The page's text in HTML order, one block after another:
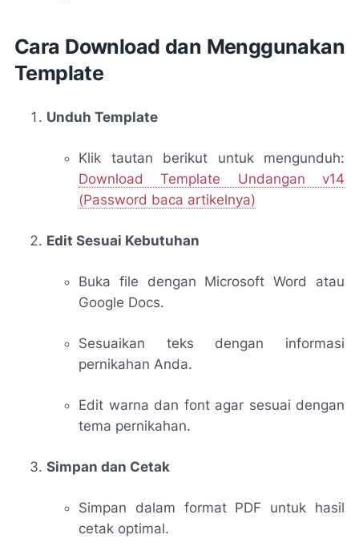
Cara Download dan Menggunakan
Template
Unduh Template
Klik tautan berikut untuk mengunduh:
Download Template Undangan v14
(Password baca artikelnya)
Edit Sesuai Kebutuhan
Buka file dengan Microsoft Word atau
Google Docs.
Sesuaikan teks dengan informasi
pernikahan Anda.
Edit warna dan font agar sesuai dengan
tema pernikahan.
Simpan dan Cetak
Simpan dalam format PDF untuk hasil
cetak optimal.